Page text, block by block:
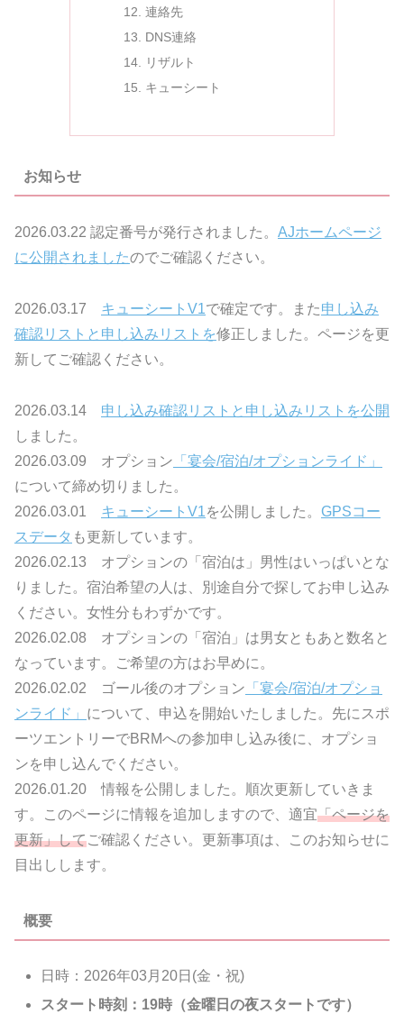
連絡先
DNS連絡
リザルト
キューシート
お知らせ
2026.03.22 認定番号が発行されました。 AJホームページ
に公開されましたのでご確認ください。
2026.03.17 キューシートV1で確定です。また申し込み
確認リストと申し込みリストを修正しました。ページを更
新してご確認ください。
2026.03.14 申し込み確認リストと申し込みリストを公開
しました。
2026.03.09 オプション 「宴会/宿泊/オプションライド」
について締め切りました。
2026.03.01 キューシートV1を公開しました。 GPSコー
スデータ も更新しています。
2026.02.13 オプションの「宿泊は」男性はいっぱいとな
りました。宿泊希望の人は、別途自分で探してお申し込み
ください。女性分もわずかです。
2026.02.08 オプションの「宿泊」は男女ともあと数名と
なっています。ご希望の方はお早めに。
2026.02.02 ゴール後のオプション 「宴会/宿泊/オプショ
ンライド」 について、申込を開始いたしました。先にスポ
ーツエントリーでBRMへの参加申し込み後に、オプショ
ンを申し込んでください。
2026.01.20 情報を公開しました。順次更新していきま
す。このページに情報を追加しますので、適宜「ページを
更新」してご確認ください。更新事項は、このお知らせに
目出しします。
概要
日時：2026年03月20日(金・祝)
スタート時刻：19時（金曜日の夜スタートです）